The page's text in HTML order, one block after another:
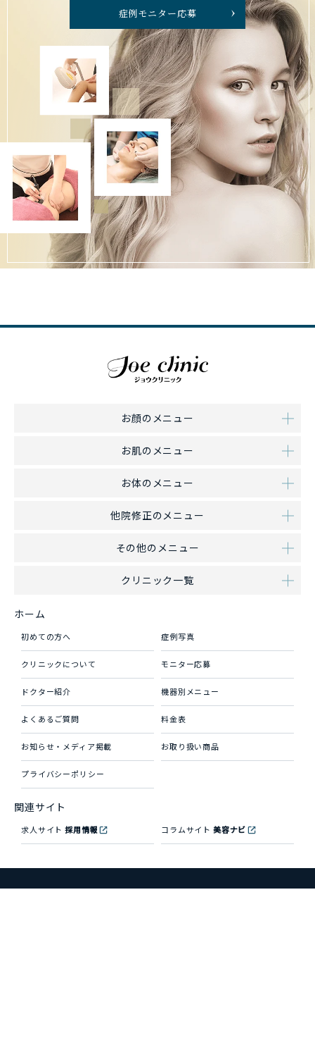
症例モニター応募
お顔のメニュー
お肌のメニュー
お体のメニュー
他院修正のメニュー
その他のメニュー
クリニック一覧
ホーム
初めての方へ 症例写真
クリニックについて モニター応募
ドクター紹介 機器別メニュー
よくあるご質問 料金表
お知らせ・メディア掲載 お取り扱い商品
プライバシーポリシー
関連サイト
求人サイト採用情報 コラムサイト 美容ナビ